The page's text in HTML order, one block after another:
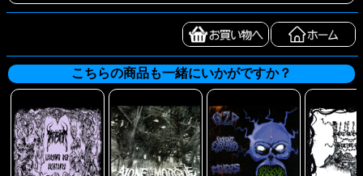
こちらの商品も一緒にいかがですか？